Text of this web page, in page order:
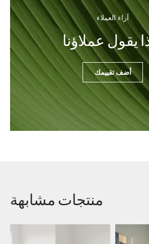
آراء العملاء
يقول عملاؤنا
أضف تقييمك
منتجات مشابهة